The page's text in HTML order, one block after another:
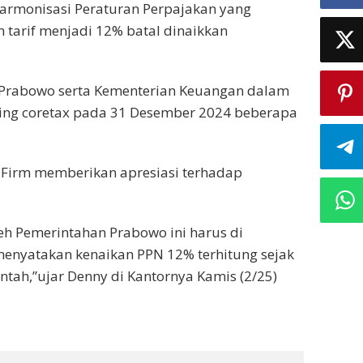
Peraturan Perpajakan yang
tarif menjadi 12% batal dinaikkan
serta Kementerian Keuangan dalam
coretax pada 31 Desember 2024 beberapa
memberikan apresiasi terhadap
Pemerintahan Prabowo ini harus di
kenaikan PPN 12% terhitung sejak
Denny di Kantornya Kamis (2/25)